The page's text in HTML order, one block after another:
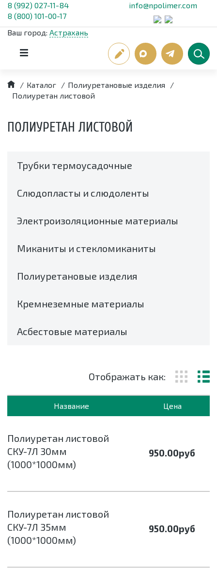
8 (992) 027-11-84
8 (800) 101-00-17
info@npolimer.com
Ваш город: Астрахань
/ Каталог / Полиуретановые изделия
/
Полиуретан листовой
ПОЛИУРЕТАН ЛИСТОВОЙ
Отображать как:
Название Цена
Полиуретан листовой
СКУ-7Л 30мм
(1000*1000мм)
950.00руб
Полиуретан листовой
СКУ-7Л 35мм
(1000*1000мм)
950.00руб
Трубки термоусадочные
Слюдопласты и слюдоленты
Электроизоляционные материалы
Миканиты и стекломиканиты
Полиуретановые изделия
Кремнеземные материалы
Асбестовые материалы